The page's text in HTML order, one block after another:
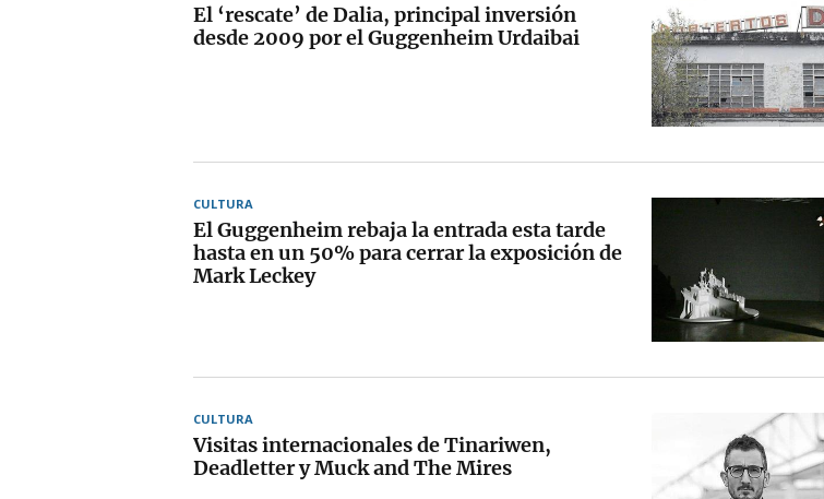
El ‘rescate’ de Dalia, principal inversión
desde 2009 por el Guggenheim Urdaibai
CULTURA
El Guggenheim rebaja la entrada esta tarde
hasta en un 50% para cerrar la exposición de
Mark Leckey
CULTURA
Visitas internacionales de Tinariwen,
Deadletter y Muck and The Mires